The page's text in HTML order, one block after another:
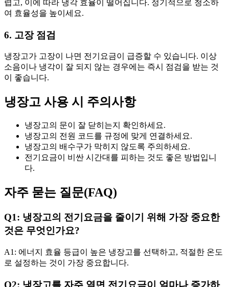
렵고, 이에 따라 냉각 효율이 떨어집니다. 정기적으로 청소하
여 효율성을 높이세요.
6. 고장 점검
냉장고가 고장이 나면 전기요금이 급증할 수 있습니다. 이상
소음이나 냉각이 잘 되지 않는 경우에는 즉시 점검을 받는 것
이 좋습니다.
냉장고 사용 시 주의사항
냉장고의 문이 잘 닫히는지 확인하세요.
냉장고의 전원 코드를 규정에 맞게 연결하세요.
냉장고의 배수구가 막히지 않도록 주의하세요.
전기요금이 비싼 시간대를 피하는 것도 좋은 방법입니
다.
자주 묻는 질문(FAQ)
Q1: 냉장고의 전기요금을 줄이기 위해 가장 중요한
것은 무엇인가요?
A1: 에너지 효율 등급이 높은 냉장고를 선택하고, 적절한 온도
로 설정하는 것이 가장 중요합니다.
Q2: 냉장고를 자주 열면 전기요금이 얼마나 증가하